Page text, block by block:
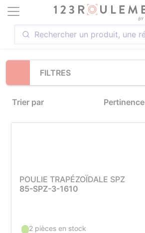
FILTRES
Trier par Pertinence
Loading...
POULIE TRAPÉZOÏDALE SPZ
85-SPZ-3-1610
2 pièces en stock